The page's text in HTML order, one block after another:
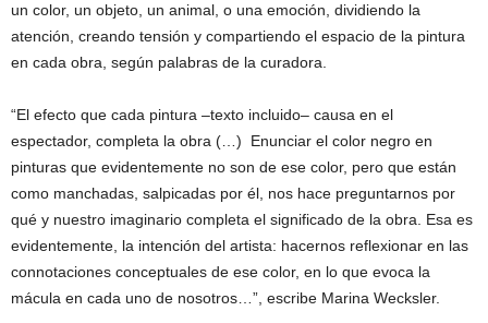
un color, un objeto, un animal, o una emoción, dividiendo la
atención, creando tensión y compartiendo el espacio de la pintura
en cada obra, según palabras de la curadora.
“El efecto que cada pintura –texto incluido– causa en el
espectador, completa la obra (…) Enunciar el color negro en
pinturas que evidentemente no son de ese color, pero que están
como manchadas, salpicadas por él, nos hace preguntarnos por
qué y nuestro imaginario completa el significado de la obra. Esa es
evidentemente, la intención del artista: hacernos reflexionar en las
connotaciones conceptuales de ese color, en lo que evoca la
mácula en cada uno de nosotros…”, escribe Marina Wecksler.